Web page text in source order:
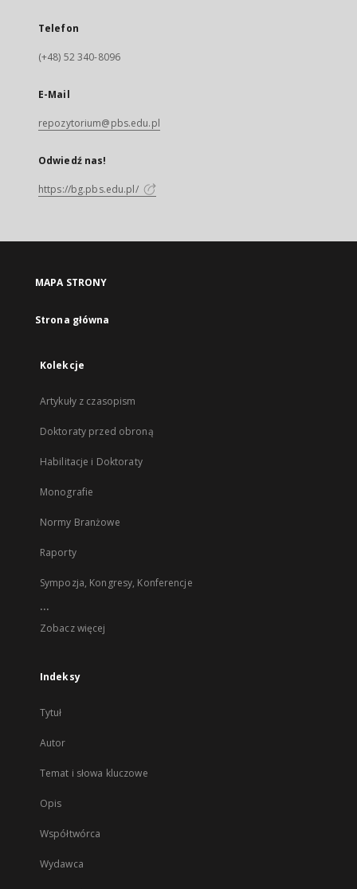
Telefon
(+48) 52 340-8096
E-Mail
repozytorium@pbs.edu.pl
Odwiedź nas!
https://bg.pbs.edu.pl/
MAPA STRONY
Strona główna
Kolekcje
Artykuły z czasopism
Doktoraty przed obroną
Habilitacje i Doktoraty
Monografie
Normy Branżowe
Raporty
Sympozja, Kongresy, Konferencje
...
Zobacz więcej
Indeksy
Tytuł
Autor
Temat i słowa kluczowe
Opis
Współtwórca
Wydawca